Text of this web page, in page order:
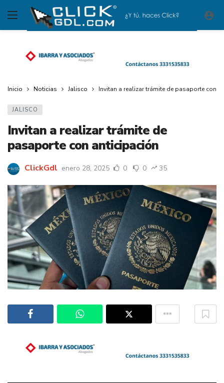
Inicio Noticias Jalisco Invitan a realizar trámite de pasaporte con
JALISCO
Invitan a realizar trámite de
pasaporte con anticipación
ClickGdl enero 28, 2025 0 0 35